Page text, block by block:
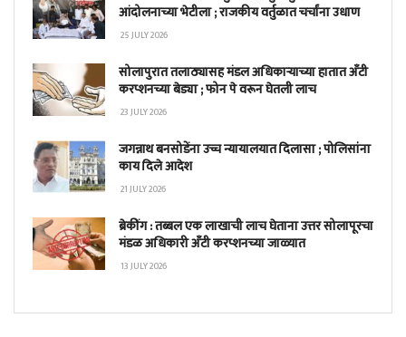
आंदोलनाच्या भेटीला ; राजकीय वर्तुळात चर्चांना उधाण
25 JULY 2026
सोलापुरात तलाठ्यासह मंडल अधिकाऱ्याच्या हातात अँटी
करप्शनच्या बेड्या ; फोन पे वरून घेतली लाच
23 JULY 2026
जगन्नाथ बनसोडेंना उच्च न्यायालयात दिलासा ; पोलिसांना
काय दिले आदेश
21 JULY 2026
ब्रेकींग : तब्बल एक लाखाची लाच घेताना उत्तर सोलापूरचा
मंडळ अधिकारी अँटी करप्शनच्या जाळ्यात
13 JULY 2026